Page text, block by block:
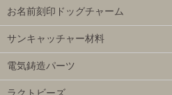
お名前刻印ドッグチャーム
サンキャッチャー材料
電気鋳造パーツ